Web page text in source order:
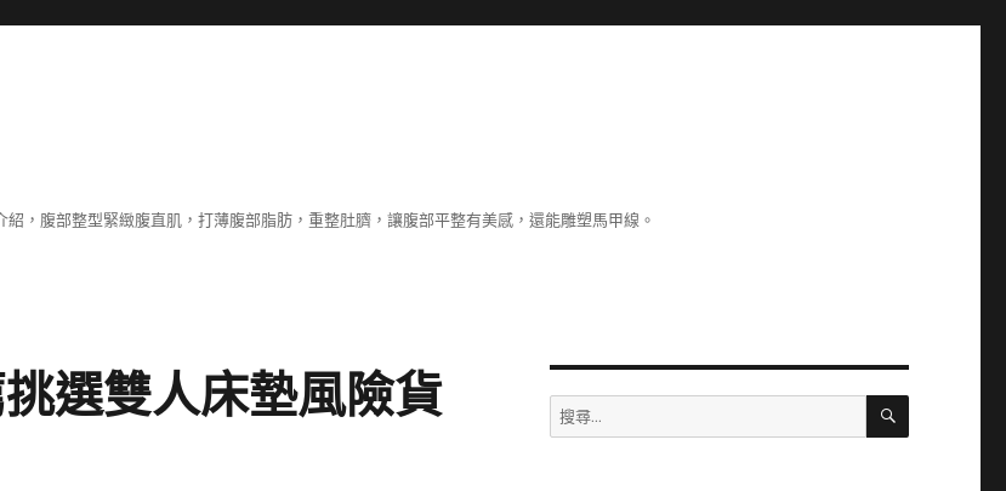
，腹部整型緊緻腹直肌，打薄腹部脂肪，重整肚臍，讓腹部平整有美感，還能雕塑馬甲線。
選雙人床墊風險貨
搜
尋
搜